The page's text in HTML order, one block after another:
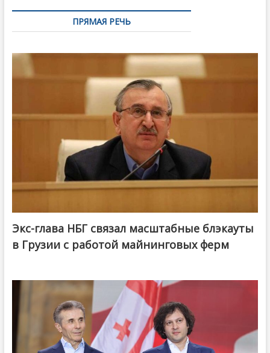
ПРЯМАЯ РЕЧЬ
Экс-глава НБГ связал масштабные блэкауты
в Грузии с работой майнинговых ферм